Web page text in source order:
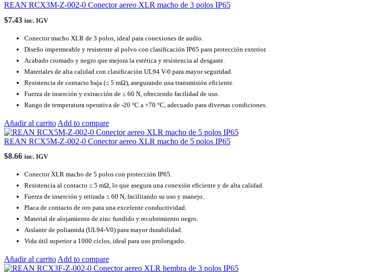
REAN RCX3M-Z-002-0 Conector aereo XLR macho de 3 polos IP65
$7.43 inc. IGV
Conector macho XLR de 3 polos, ideal para conexiones de audio.
Diseño impermeable y resistente al polvo con clasificación IP65 para protección exterior.
Acabado cromado y negro que mejora la estética y resistencia al desgaste.
Materiales de alta calidad con clasificación UL94 V-0 para mayor seguridad.
Resistencia de contacto baja (≤ 5 mΩ), asegurando una transmisión eficiente.
Fuerza de inserción y extracción de ≤ 60 N, ofreciendo facilidad de uso.
Rango de temperatura operativa de -20 °C a +70 °C, adecuado para diversas condiciones.
Añadir al carrito Add to compare
REAN RCX5M-Z-002-0 Conector aereo XLR macho de 5 polos IP65
$8.66 inc. IGV
Conector XLR macho de 5 polos con protección IP65.
Resistencia al contacto ≤ 5 mΩ, lo que asegura una conexión eficiente y de alta calidad.
Fuerza de inserción y retirada ≤ 60 N, facilitando su uso y manejo.
Placa de contacto de oro para una excelente conductividad.
Material de alojamiento de zinc fundido y recubrimiento negro.
Aislante de poliamida (UL94-V0) para mayor durabilidad.
Vida útil superior a 1000 ciclos, ideal para uso prolongado.
Añadir al carrito Add to compare